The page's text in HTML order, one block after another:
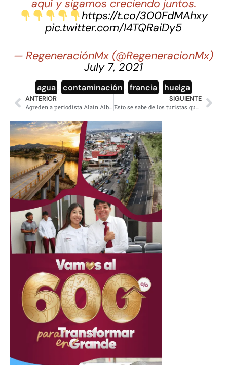
aquí y sigamos creciendo juntos.
https://t.co/300FdMAhxy
pic.twitter.com/I4TQRaiDy5
— RegeneraciónMx (@RegeneracionMx)
July 7, 2021
agua contaminación francia huelga
ANTERIOR
Agreden a periodista Alain Albarán, reporta violencia a mujeres en Oaxaca
SIGUIENTE
Esto se sabe de los turistas que fueron secuestradas en San Luis Potosí